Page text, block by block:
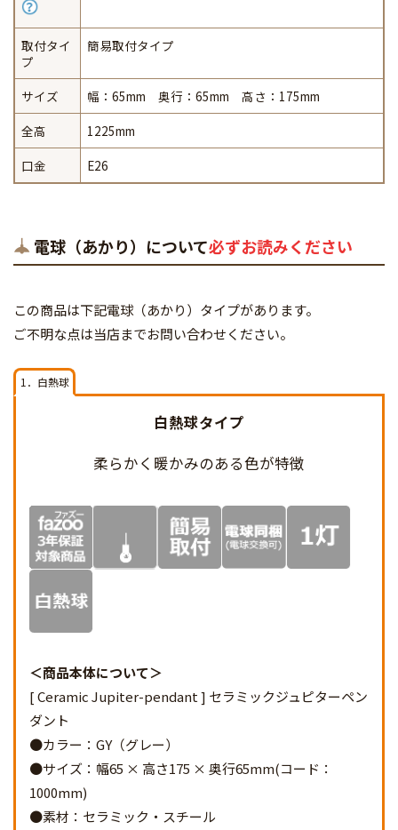
取付タイ
プ
簡易取付タイプ
サイズ
幅：65mm 奥行：65mm 高さ：175mm
全高
1225mm
口金
E26
電球（あかり）について必ずお読みください
この商品は下記電球（あかり）タイプがあります。
ご不明な点は当店までお問い合わせください。
1．白熱球
白熱球タイプ
柔らかく暖かみのある色が特徴
商品本体について
[ Ceramic Jupiter-pendant ] セラミックジュピターペン
ダント
●カラー：GY（グレー）
●サイズ：幅65 × 高さ175 × 奥行65mm(コード：
1000mm)
●素材：セラミック・スチール